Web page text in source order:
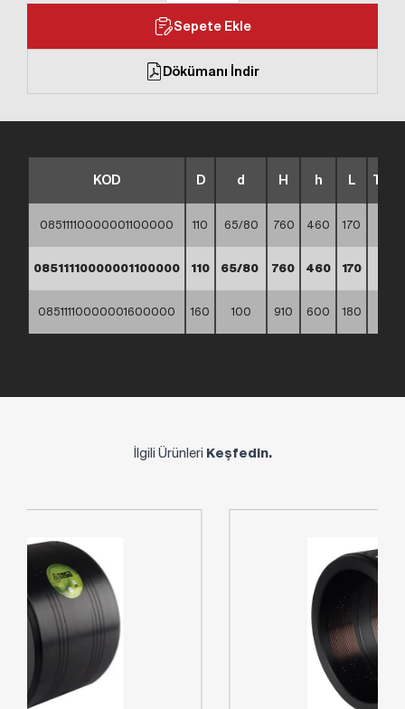
Sepete Ekle
Dökümanı İndir
KOD D d H h L TİP
08511110000001100000 110 65/80 760 460 170
08511110000001100000 110 65/80 760 460 170
08511110000001600000 160 100 910 600 180
İlgili Ürünleri Keşfedin.